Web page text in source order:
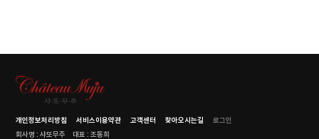
개인정보처리방침 서비스이용약관 고객센터 찾아오시는길
로그인
회사명 : 샤또무주
대표 : 조동희